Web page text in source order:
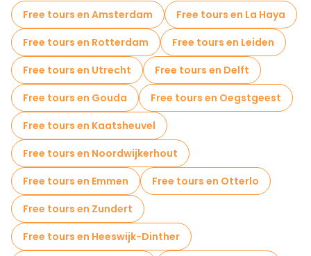
Free tours en Amsterdam
Free tours en La Haya
Free tours en Rotterdam
Free tours en Leiden
Free tours en Utrecht
Free tours en Delft
Free tours en Gouda
Free tours en Oegstgeest
Free tours en Kaatsheuvel
Free tours en Noordwijkerhout
Free tours en Emmen
Free tours en Otterlo
Free tours en Zundert
Free tours en Heeswijk-Dinther